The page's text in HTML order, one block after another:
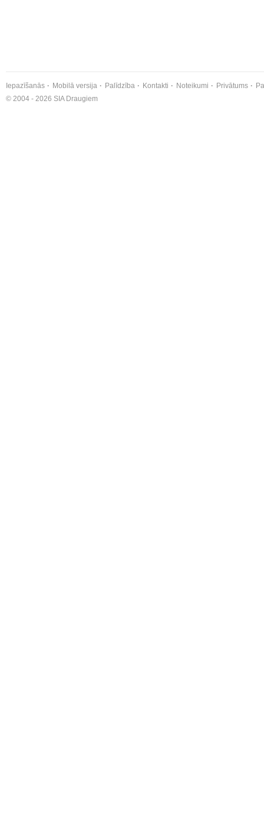
Iepazīšanās Mobilā versija Palīdzība Kontakti Noteikumi Privātums
© 2004 - 2026 SIA Draugiem